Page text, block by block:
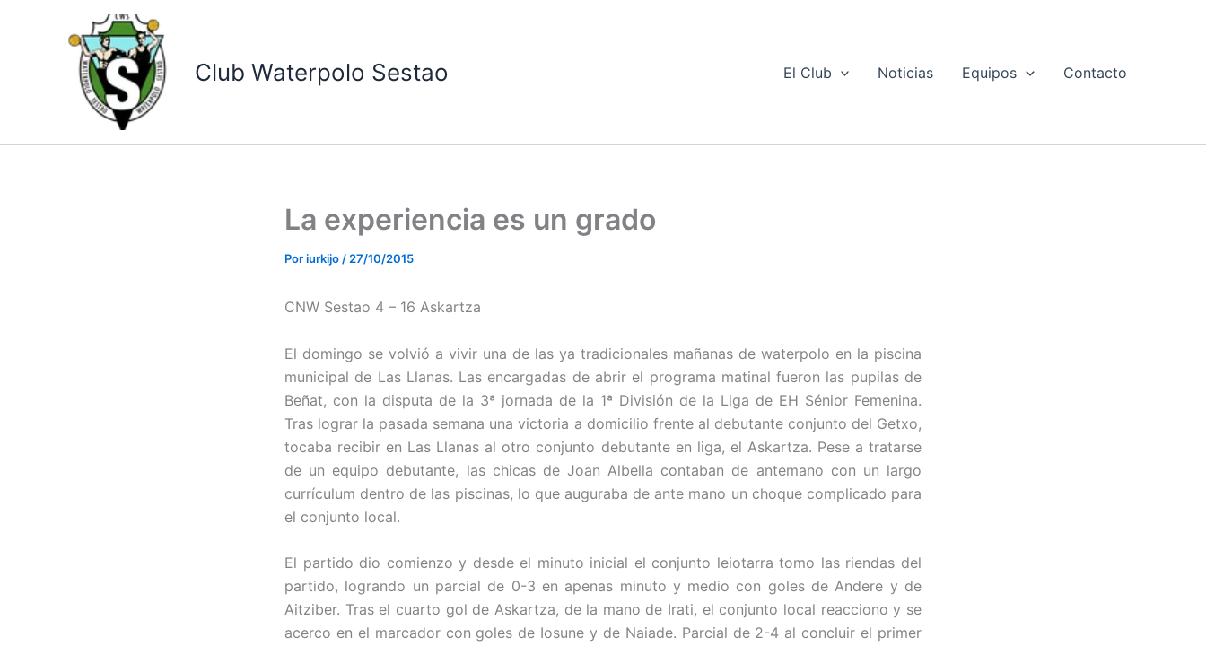
Club Waterpolo Sestao El Club Noticias Equipos Contacto
La experiencia es un grado
Poriurkijo / 27/10/2015
CNW Sestao 4 – 16 Askartza
El domingo se volvió a vivir una de las ya tradicionales mañanas de waterpolo en la piscina
municipal de Las Llanas. Las encargadas de abrir el programa matinal fueron las pupilas de
Beñat, con la disputa de la 3ª jornada de la 1ª División de la Liga de EH Sénior Femenina.
Tras lograr la pasada semana una victoria a domicilio frente al debutante conjunto del Getxo,
tocaba recibir en Las Llanas al otro conjunto debutante en liga, el Askartza. Pese a tratarse
de un equipo debutante, las chicas de Joan Albella contaban de antemano con un largo
currículum dentro de las piscinas, lo que auguraba de ante mano un choque complicado para
el conjunto local.
El partido dio comienzo y desde el minuto inicial el conjunto leiotarra tomo las riendas del
partido, logrando un parcial de 0-3 en apenas minuto y medio con goles de Andere y de
Aitziber. Tras el cuarto gol de Askartza, de la mano de Irati, el conjunto local reacciono y se
acerco en el marcador con goles de Iosune y de Naiade. Parcial de 2-4 al concluir el primer